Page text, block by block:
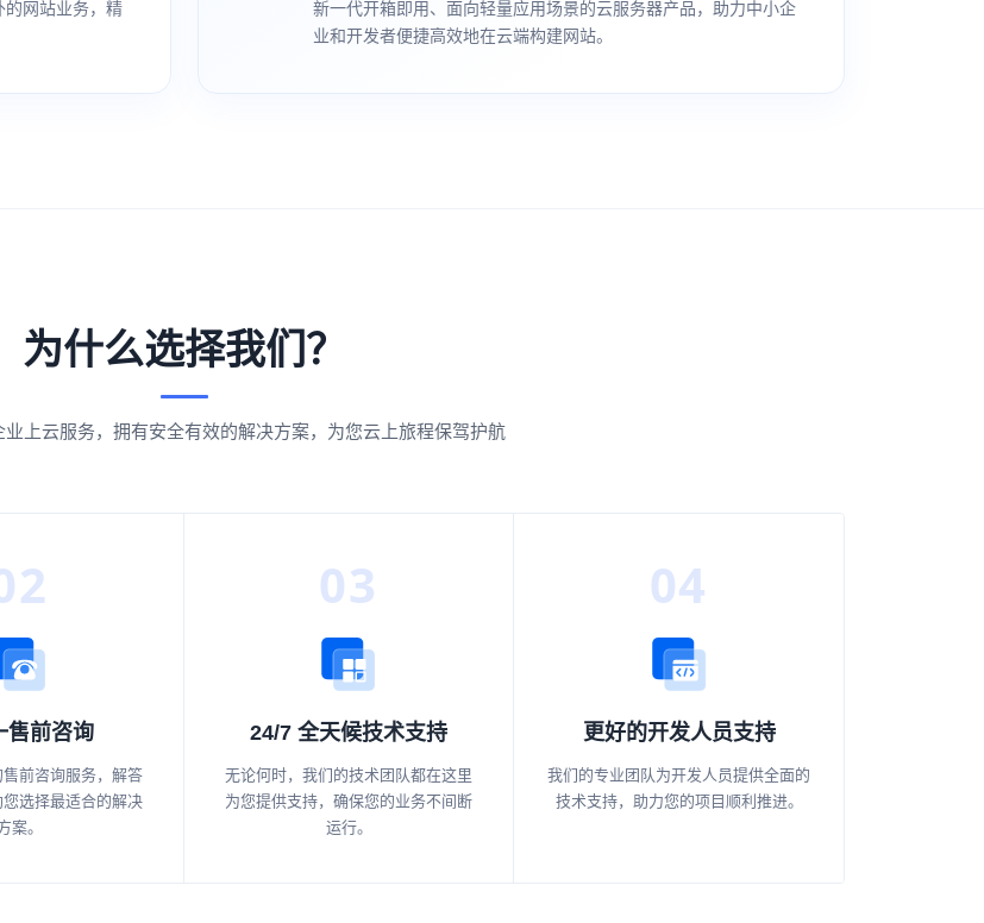
网站业务，精
新一代开箱即用、面向轻量应用场景的云服务器产品，助力中小企
业和开发者便捷高效地在云端构建网站。
为什么选择我们？
上云服务，拥有安全有效的解决方案，为您云上旅程保驾护航
售前咨询
前咨询服务，解答
选择最适合的解决
案。
03
24/7 全天候技术支持
无论何时，我们的技术团队都在这里
为您提供支持，确保您的业务不间断
运行。
04
更好的开发人员支持
我们的专业团队为开发人员提供全面的
技术支持，助力您的项目顺利推进。